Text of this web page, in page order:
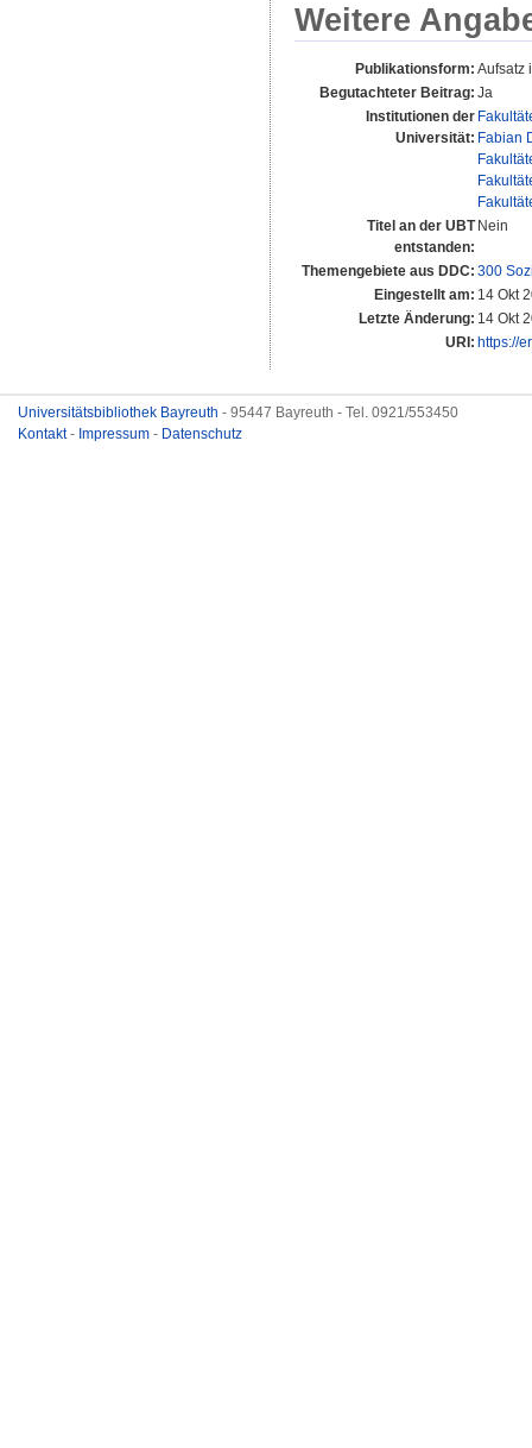
Weitere
Publikationsform: Aufsatz
Begutachteter Beitrag: Ja
Institutionen der
Universität: Fabian
Titel an der UBT
entstanden:
Nein
Themengebiete aus DDC: 300
Eingestellt am: 14 Okt
Letzte Änderung: 14 Okt
URI: https://
Universitätsbibliothek Bayreuth - 95447 Bayreuth - Tel. 0921/553450
Kontakt- Impressum - Datenschutz